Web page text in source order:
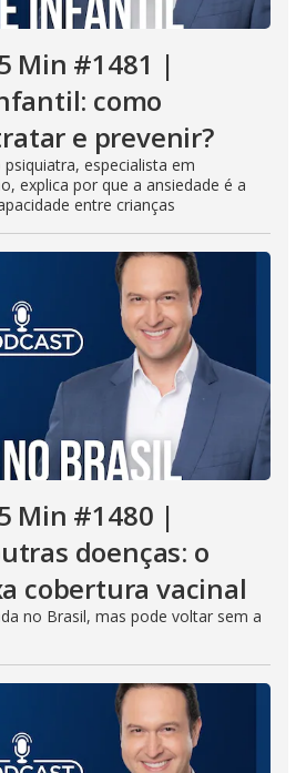
Min #1481 |
como
e prevenir?
especialista em
explica por que a ansiedade é a
entre crianças
Min #1480 |
doenças: o
cobertura vacinal
no Brasil, mas pode voltar sem a